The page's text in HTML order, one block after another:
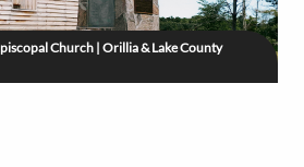
Church | Orillia & Lake County